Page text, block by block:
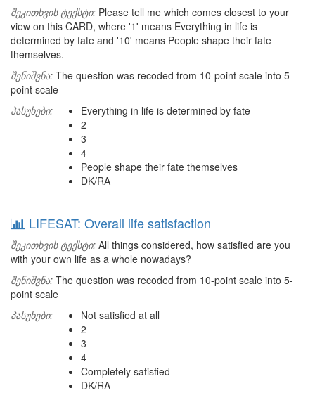
შეკითხვის ტექსტი: Please tell me which comes closest to your
view on this CARD, where '1' means Everything in life is
determined by fate and '10' means People shape their fate
themselves.
შენიშვნა: The question was recoded from 10-point scale into 5-
point scale
პასუხები:
Everything in life is determined by fate
2
3
4
People shape their fate themselves
DK/RA
LIFESAT: Overall life satisfaction
შეკითხვის ტექსტი: All things considered, how satisfied are you
with your own life as a whole nowadays?
შენიშვნა: The question was recoded from 10-point scale into 5-
point scale
პასუხები:
Not satisfied at all
2
3
4
Completely satisfied
DK/RA